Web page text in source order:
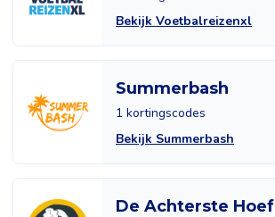
Bekijk Voetbalreizenxl
Summerbash
1 kortingscodes
Bekijk Summerbash
De Achterste Hoef